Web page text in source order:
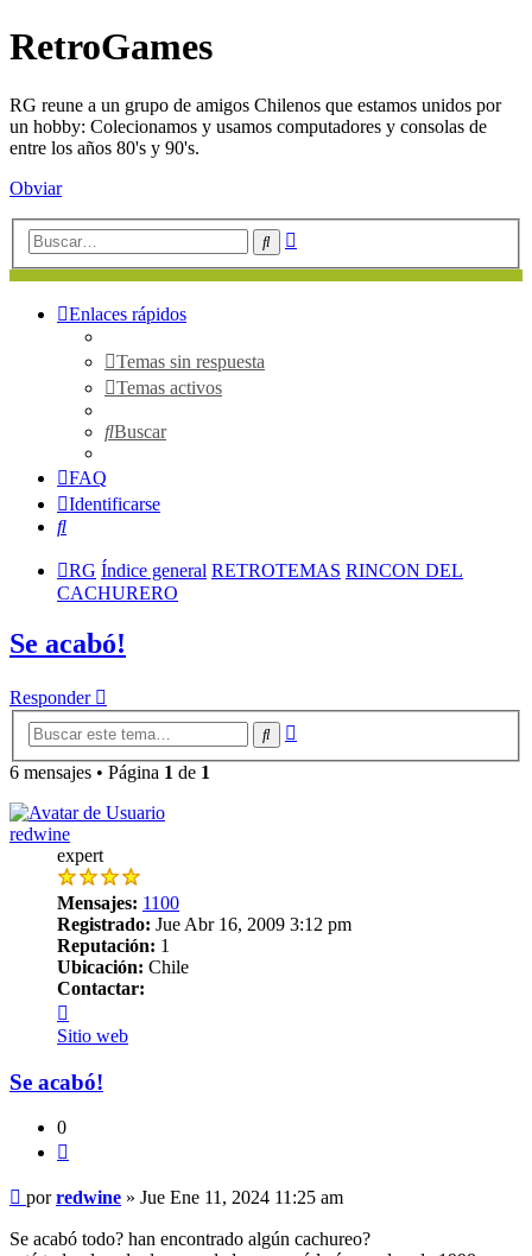
RetroGames
RG reune a un grupo de amigos Chilenos que estamos unidos por
un hobby: Colecionamos y usamos computadores y consolas de
entre los años 80's y 90's.
Obviar
Buscar
Enlaces rápidos
Temas sin respuesta
Temas activos
Buscar
FAQ
Identificarse
Buscar
RG Índice general RETROTEMAS RINCON DEL
CACHURERO
Se acabó!
Responder
Buscar
6 mensajes • Página 1 de 1
redwine
expert
Mensajes: 1100
Registrado: Jue Abr 16, 2009 3:12 pm
Reputación: 1
Ubicación: Chile
Contactar:
redwine
Sitio web
Se acabó!
0
Mensaje
porredwine » Jue Ene 11, 2024 11:25 am
Se acabó todo? han encontrado algún cachureo?